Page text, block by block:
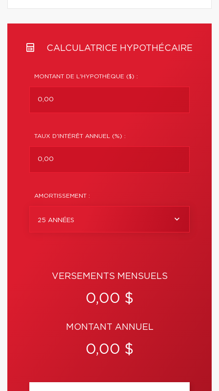
CALCULATRICE HYPOTHÉCAIRE
MONTANT DE L'HYPOTHÈQUE ($) :
TAUX D'INTÉRÊT ANNUEL (%) :
AMORTISSEMENT :
25 ANNÉES
VERSEMENTS MENSUELS
0,00 $
MONTANT ANNUEL
0,00 $